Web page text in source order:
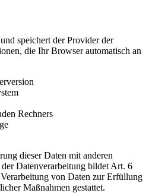
speichert der Provider der
die Ihr Browser automatisch an
Rechners
dieser Daten mit anderen
Datenverarbeitung bildet Art. 6
von Daten zur Erfüllung
Maßnahmen gestattet.